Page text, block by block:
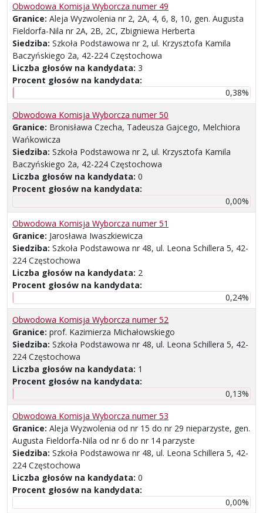
Obwodowa Komisja Wyborcza numer 49
Granice: Aleja Wyzwolenia nr 2, 2A, 4, 6, 8, 10, gen. Augusta
Fieldorfa-Nila nr 2A, 2B, 2C, Zbigniewa Herberta
Siedziba: Szkoła Podstawowa nr 2, ul. Krzysztofa Kamila
Baczyńskiego 2a, 42-224 Częstochowa
Liczba głosów na kandydata: 3
Procent głosów na kandydata:
0,38%
Obwodowa Komisja Wyborcza numer 50
Granice: Bronisława Czecha, Tadeusza Gajcego, Melchiora
Wańkowicza
Siedziba: Szkoła Podstawowa nr 2, ul. Krzysztofa Kamila
Baczyńskiego 2a, 42-224 Częstochowa
Liczba głosów na kandydata: 0
Procent głosów na kandydata:
0,00%
Obwodowa Komisja Wyborcza numer 51
Granice: Jarosława Iwaszkiewicza
Siedziba: Szkoła Podstawowa nr 48, ul. Leona Schillera 5, 42-
224 Częstochowa
Liczba głosów na kandydata: 2
Procent głosów na kandydata:
0,24%
Obwodowa Komisja Wyborcza numer 52
Granice: prof. Kazimierza Michałowskiego
Siedziba: Szkoła Podstawowa nr 48, ul. Leona Schillera 5, 42-
224 Częstochowa
Liczba głosów na kandydata: 1
Procent głosów na kandydata:
0,13%
Obwodowa Komisja Wyborcza numer 53
Granice: Aleja Wyzwolenia od nr 15 do nr 29 nieparzyste, gen.
Augusta Fieldorfa-Nila od nr 6 do nr 14 parzyste
Siedziba: Szkoła Podstawowa nr 48, ul. Leona Schillera 5, 42-
224 Częstochowa
Liczba głosów na kandydata: 0
Procent głosów na kandydata:
0,00%